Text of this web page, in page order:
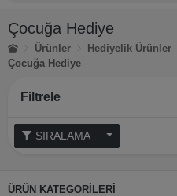
Çocuğa Hediye
Ürünler Hediyelik Ürünler
Çocuğa Hediye
Filtrele
ÜRÜN KATEGORİLERİ